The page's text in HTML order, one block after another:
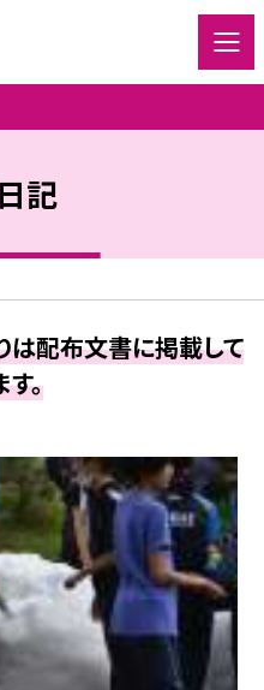
記
配布文書に掲載して
。